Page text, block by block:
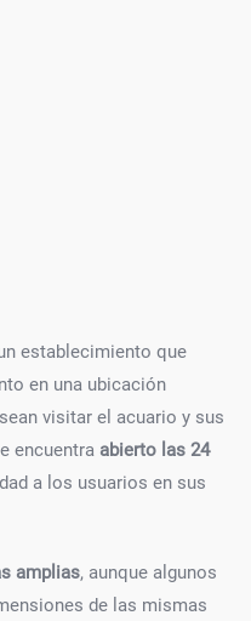
establecimiento que
en una ubicación
visitar el acuario y sus
encuentra abierto las 24
a los usuarios en sus
amplias, aunque algunos
de las mismas